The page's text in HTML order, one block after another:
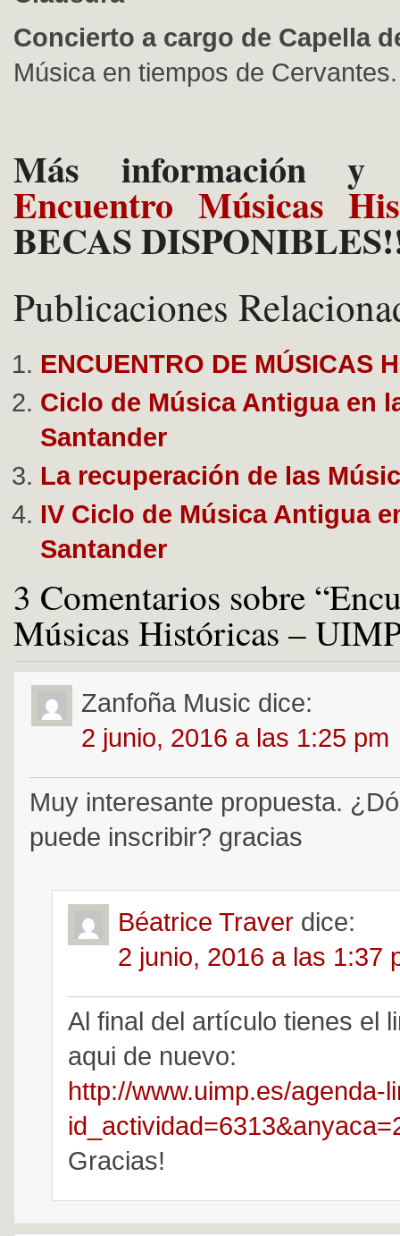
Concierto a cargo de Capella
Música en tiempos de Cervantes.
Más información y
Encuentro Músicas
BECAS
Publicaciones
ENCUENTRO DE MÚSICAS
Ciclo de Música Antigua en
Santander
La recuperación de las
IV Ciclo de Música Antigua
Santander
3 Comentarios sobre
Músicas Históricas –
Zanfoña Music dice:
2 junio, 2016 a las 1:25 pm
Muy interesante propuesta.
puede inscribir? gracias
Béatrice Traver dice:
2 junio, 2016 a las 1:37
Al final del artículo tienes el
aqui de nuevo:
http://www.uimp.es/agenda-
Gracias!